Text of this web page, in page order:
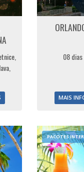
08
MAIS
PACOTES